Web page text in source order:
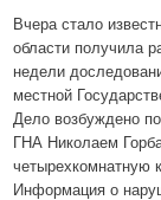
Вчера стало
области получила
недели
местной
Дело возбуждено
ГНА Николаем
четырехкомнатную
Информация о